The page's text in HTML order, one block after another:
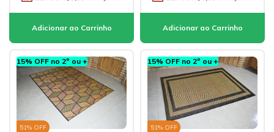
15% OFF no 2º ou +
51% OFF
15% OFF no 2º ou +
51% OFF